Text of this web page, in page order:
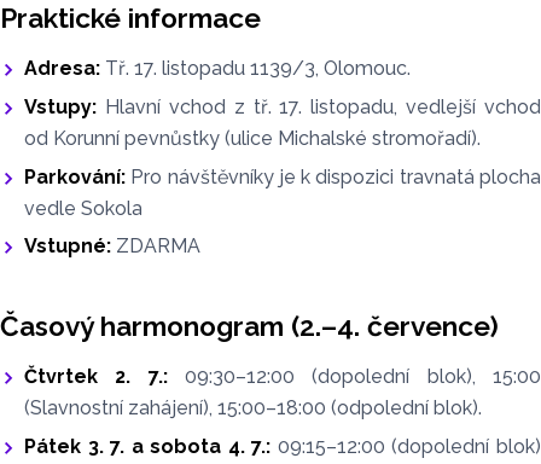
Praktické informace
Adresa: Tř. 17. listopadu 1139/3, Olomouc.
Vstupy: Hlavní vchod z tř. 17. listopadu, vedlejší vchod
od Korunní pevnůstky (ulice Michalské stromořadí).
Parkování: Pro návštěvníky je k dispozici travnatá plocha
vedle Sokola
Vstupné: ZDARMA
Časový harmonogram (2.–4. července)
Čtvrtek 2. 7.:09:30–12:00 (dopolední blok), 15:00
(Slavnostní zahájení), 15:00–18:00 (odpolední blok).
Pátek 3. 7. a sobota 4. 7.: 09:15–12:00 (dopolední blok)